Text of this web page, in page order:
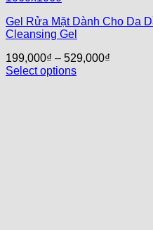
Gel Rửa Mặt Dành Cho Da
Cleansing Gel
199,000₫ – 529,000₫
Select options